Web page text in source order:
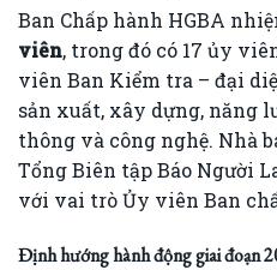
Ban Chấp hành HGBA
viên, trong đó có 17 ủy
viên Ban Kiểm tra – đại
sản xuất, xây dựng, năng
thông và công nghệ. Nhà
Tổng Biên tập Báo Người
với vai trò Ủy viên Ban
Định hướng hành động giai đoạn